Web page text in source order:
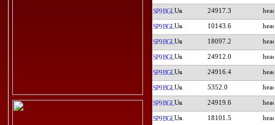
SP9BGL 24917.3
SP9BGL 10143.6
SP9BGL 18097.2
SP9BGL 24912.0
SP9BGL 24916.4
SP9BGL 5352.0
SP9BGL 24919.6
SP9BGL 18101.5